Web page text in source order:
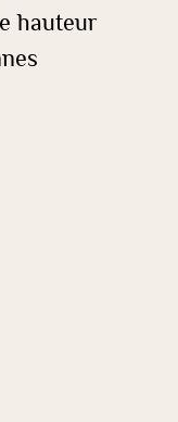
hauteur